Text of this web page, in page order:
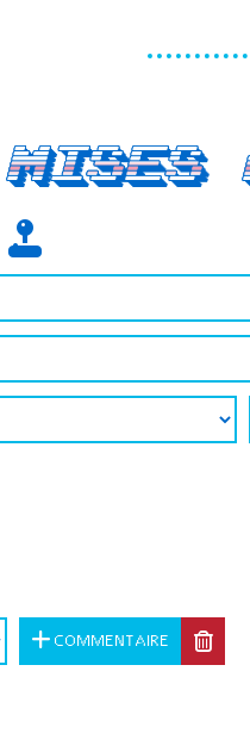
Mises
COMMENTAIRE